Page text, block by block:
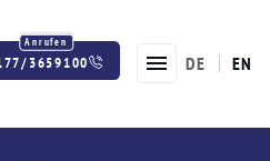
3659100 DE EN